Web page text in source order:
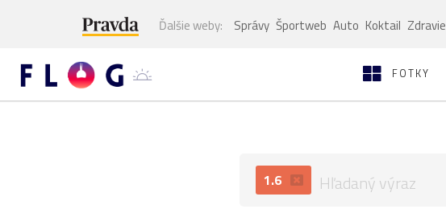
Ďalšie weby: Správy Športweb Auto Koktail Zdravie
FOTKY
1.6